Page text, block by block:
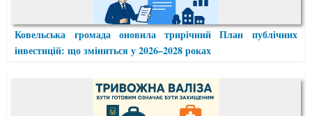
Ковельська громада оновила трирічний План публічних
інвестицій: що зміниться у 2026–2028 роках